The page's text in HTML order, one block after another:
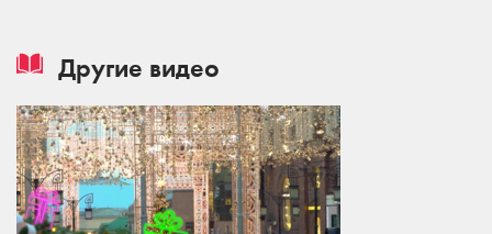
Другие видео